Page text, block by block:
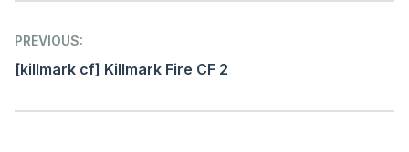
Post
navigation
PREVIOUS:
[killmark cf] Killmark Fire CF 2